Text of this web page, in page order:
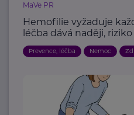
MaVe PR
Hemofilie vyžaduje
léčba dává naději,
Prevence, léčba Nemoc